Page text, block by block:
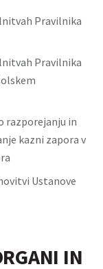
Pravilnika
Pravilnika
razporejanju in
kazni zapora v
Ustanove
IN